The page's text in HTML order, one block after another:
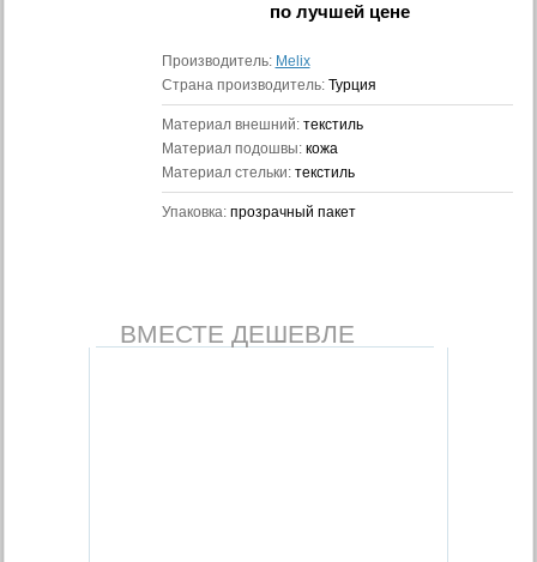
по лучшей цене
Производитель: Melix
Страна производитель: Турция
Материал внешний: текстиль
Материал подошвы: кожа
Материал стельки: текстиль
Упаковка: прозрачный пакет
ВМЕСТЕ ДЕШЕВЛЕ